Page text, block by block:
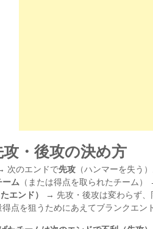
・後攻の決め方
次のエンドで先攻 （ハンマーを失う）
ーム （または得点を取られたチーム
エンド）
→ 先攻・後攻は変わらず、
点を狙うためにあえてブランクエン